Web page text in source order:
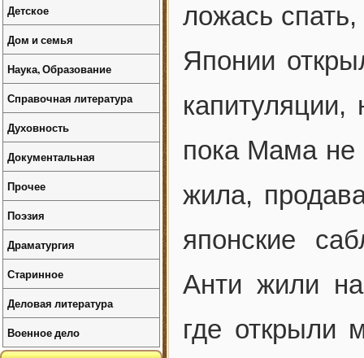
ложась
Японии
пока Мама не
жила,
японские
Анти жили
где открыли
Детское
Дом и семья
Наука, Образование
Справочная литература
Духовность
Документальная
Прочее
Поэзия
Драматургия
Старинное
Деловая литература
Военное дело